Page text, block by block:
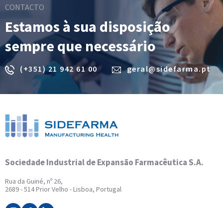
CONTACTO
Estamos à sua disposição
sempre que necessário
(+351) 21 942 61 00 geral@sidefarma.pt
Sociedade Industrial de Expansão Farmacêutica S.A.
Rua da Guiné, nº 26,
2689 - 514 Prior Velho - Lisboa, Portugal